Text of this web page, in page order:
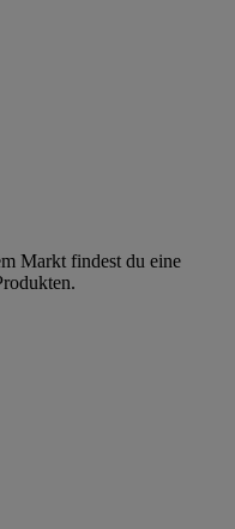
Markt findest du eine